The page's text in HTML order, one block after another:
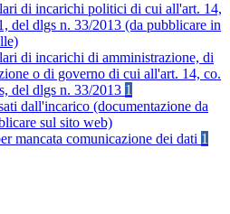
di incarichi politici di cui all'art. 14,
del dlgs n. 33/2013 (da pubblicare in
di incarichi di amministrazione, di
o di governo di cui all'art. 14, co.
del dlgs n. 33/2013 1
dall'incarico (documentazione da
sul sito web)
mancata comunicazione dei dati 1